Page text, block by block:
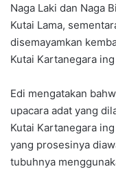
Naga Laki dan Naga
Kutai Lama,
disemayamkan
Kutai Kartanegara
Edi mengatakan
upacara adat yang
Kutai Kartanegara
yang prosesinya
tubuhnya